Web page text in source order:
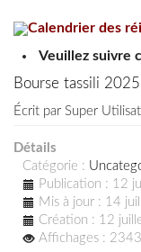
Calendrier des
Veuillez suivre
Bourse tassili 2025
Écrit par Super
Détails
Catégorie :
Publication : 12
Mis à jour : 14
Création : 12
Affichages : 2343